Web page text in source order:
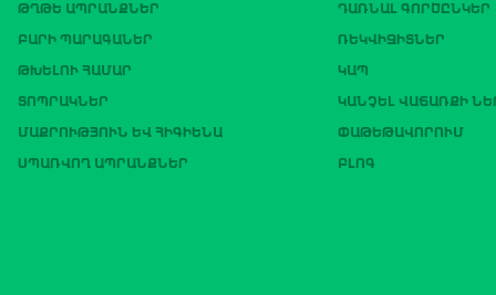
ԹՂԹԵ ԱՊՐԱՆՔՆԵՐ
ԲԱՐԻ ՊԱՐԱԳԱՆԵՐ
ԹԽԵԼՈՒ ՀԱՄԱՐ
ՏՈՊՐԱԿՆԵՐ
ՄԱՔՐՈՒԹՅՈՒՆ ԵՎ ՀԻԳԻԵՆԱ
ՍՊԱՌՎՈՂ ԱՊՐԱՆՔՆԵՐ
ԴԱՌՆԱԼ ԳՈՐԾԸՆԿԵՐ
ՌԵԿՎԻԶԻՏՆԵՐ
ԿԱՊ
ԿԱՆՉԵԼ ՎԱՃԱՌՔԻ
ՓԱԹԵԹԱՎՈՐՈՒՄ
ԲԼՈԳ